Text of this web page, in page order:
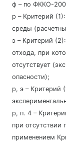
ф – по ФККО-
р – Критерий
среды
э – Критерий
отхода, при
отсутствует
опасности);
р, э – Критерий
р, п. 4 –
при отсутствии
применением